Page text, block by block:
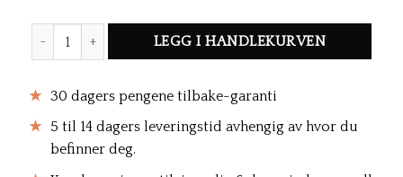
Vibrant Hooded Beach Poncho antall
LEGG I HANDLEKURVEN
30 dagers pengene tilbake-garanti
5 til 14 dagers leveringstid avhengig av hvor du
befinner deg.